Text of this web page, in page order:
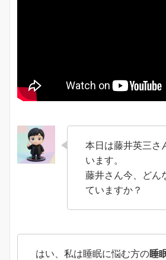
本日は藤井英三さ
います。
藤井さん今、どん
ていますか？
はい、私は睡眠に悩む方の睡